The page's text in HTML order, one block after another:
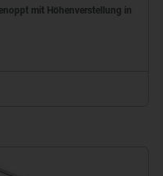
mit Höhenverstellung in